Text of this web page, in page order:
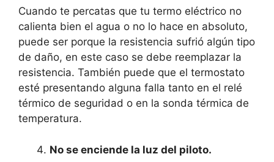
Cuando te percatas que tu termo eléctrico no
calienta bien el agua o no lo hace en absoluto,
puede ser porque la resistencia sufrió algún tipo
de daño, en este caso se debe reemplazar la
resistencia. También puede que el termostato
esté presentando alguna falla tanto en el relé
térmico de seguridad o en la sonda térmica de
temperatura.
No se enciende la luz del piloto.